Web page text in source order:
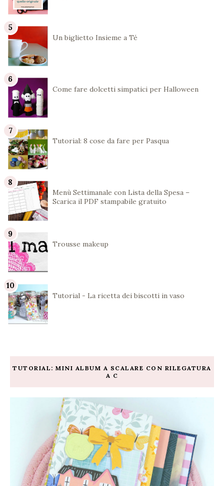
Un biglietto Insieme a Té
Come fare dolcetti simpatici per Halloween
Tutorial: 8 cose da fare per Pasqua
Menù Settimanale con Lista della Spesa –
Scarica il PDF stampabile gratuito
Trousse makeup
Tutorial - La ricetta dei biscotti in vaso
TUTORIAL: MINI ALBUM A SCALARE CON RILEGATURA
A C